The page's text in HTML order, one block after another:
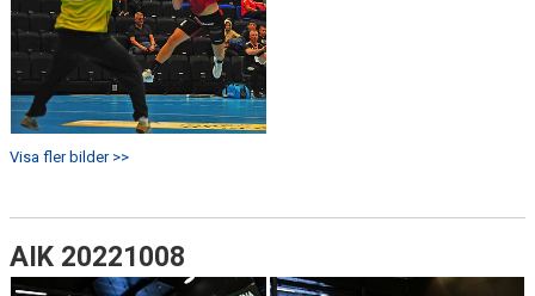
Visa fler bilder >>
AIK 20221008